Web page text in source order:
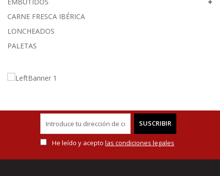
CARNE FRESCA IBÉRICA
LONCHEADOS
PALETAS
SUSCRIBIR
He leído y acepto las condiciones legales